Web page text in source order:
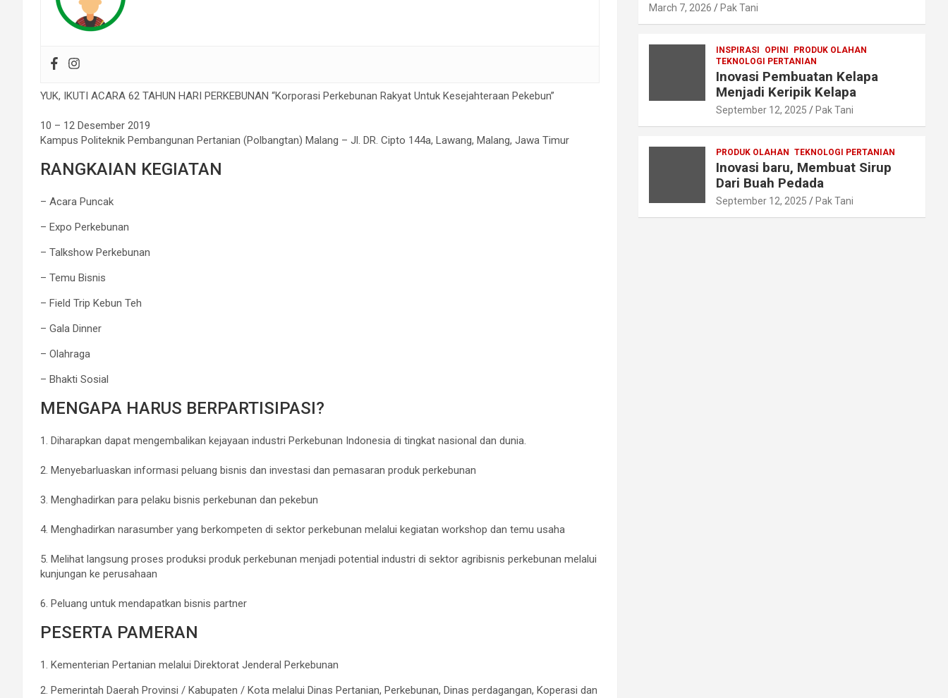
YUK, IKUTI ACARA 62 TAHUN HARI PERKEBUNAN “Korporasi Perkebunan Rakyat Untuk Kesejahteraan Pekebun”⠀
10 – 12 Desember 2019⠀
Kampus Politeknik Pembangunan Pertanian (Polbangtan) Malang – Jl. DR. Cipto 144a, Lawang, Malang, Jawa Timur
RANGKAIAN KEGIATAN⠀
– Acara Puncak
– Expo Perkebunan
– Talkshow Perkebunan
– Temu Bisnis
– Field Trip Kebun Teh
– Gala Dinner
– Olahraga
– Bhakti Sosial
MENGAPA HARUS BERPARTISIPASI?
1. Diharapkan dapat mengembalikan kejayaan industri Perkebunan Indonesia di tingkat nasional dan dunia.⠀
2. Menyebarluaskan informasi peluang bisnis dan investasi dan pemasaran produk perkebunan⠀
3. Menghadirkan para pelaku bisnis perkebunan dan pekebun⠀
4. Menghadirkan narasumber yang berkompeten di sektor perkebunan melalui kegiatan workshop dan temu usaha⠀
5. Melihat langsung proses produksi produk perkebunan menjadi potential industri di sektor agribisnis perkebunan melalui
kunjungan ke perusahaan⠀
6. Peluang untuk mendapatkan bisnis partner
PESERTA PAMERAN
1. Kementerian Pertanian melalui Direktorat Jenderal Perkebunan
2. Pemerintah Daerah Provinsi / Kabupaten / Kota melalui Dinas Pertanian, Perkebunan, Dinas perdagangan, Koperasi dan
March 7, 2026 Pak Tani
INSPIRASI OPINI
PRODUK OLAHAN
TEKNOLOGI PERTANIAN
Inovasi Pembuatan Kelapa
Menjadi Keripik Kelapa
September 12, 2025 Pak Tani
PRODUK OLAHAN TEKNOLOGI PERTANIAN
Inovasi baru, Membuat Sirup
Dari Buah Pedada
September 12, 2025 Pak Tani